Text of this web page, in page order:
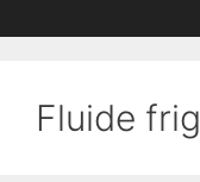
Fluide